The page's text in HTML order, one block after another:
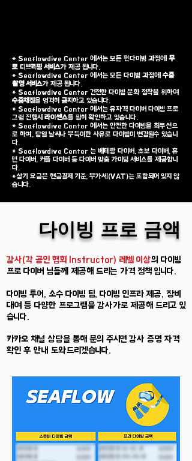
* Seaflowdive Center 에서는 모든 펀다이빙 과정에 무
료 디브리핑 서비스가 제공 됩니다.
* Seaflowdive Center 에서는 모든 다이빙 과정에 수중
촬영서비스가 제공 됩니다.
* Seaflowdive Center 건전한 다이빙 문화 정착을 위하여
수중채집을 엄격히 금지하고 있습니다.
* Seaflowdive Center 에서는 유자격 다이버 다이빙 프로
그램 진행시 라이센스를 필히 확인하고 있습니다.
* Seaflowdive Center 에서는 안전한 다이빙을 최우선으
로 하며, 당일 날씨나 부득이한 사유로 다이빙이 변경될수 있습니
다.
* Seaflowdive Center 는 베테랑 다이버, 초보 다이버, 휴
면 다이버, 커플 다이버 등 다이버 맞춤 가이딩 서비스를 제공합니
다.
*상기 요금은 현금결제 기준, 부가세(VAT)는 포함되어 있지 않
습니다.
​다이빙 프로 금액
강사(각 공인 협회 Instructor) 레벨 이상의 다이빙
프로 다이버 님들께 제공해 드리는 가격 정책 입니다.
​다이빙 투어, 소수 다이빙 팀, 다이빙 인프라 제공, 장비
대여 등 다양한 프로그램을 강사가로 제공해 드리고 있
습니다.
카카오 채널 상담을 통해 문의 주시면 강사 증명 자격
확인 후 안내 도와드리겠습니다.